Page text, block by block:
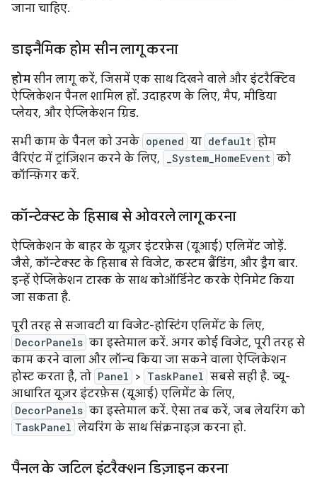
जाना चाहिए.
डाइनैमिक होम सीन लागू करना
होम सीन लागू करें, जिसमें एक साथ दिखने वाले और इंटरैक्टिव
ऐप्लिकेशन पैनल शामिल हों. उदाहरण के लिए, मैप, मीडिया
प्लेयर, और ऐप्लिकेशन ग्रिड.
सभी काम के पैनल को उनके opened या default होम
वैरिएंट में ट्रांज़िशन करने के लिए,
_System_HomeEvent को
कॉन्फ़िगर करें.
कॉन्टेक्स्ट के हिसाब से ओवरले लागू करना
ऐप्लिकेशन के बाहर के यूज़र इंटरफ़ेस (यूआई) एलिमेंट जोड़ें.
जैसे, कॉन्टेक्स्ट के हिसाब से विजेट, कस्टम ब्रैंडिंग, और ड्रैग बार.
इन्हें ऐप्लिकेशन टास्क के साथ कोऑर्डिनेट करके ऐनिमेट किया
जा सकता है.
पूरी तरह से सजावटी या विजेट-होस्टिंग एलिमेंट के लिए,
DecorPanels का इस्तेमाल करें. अगर कोई विजेट, पूरी तरह से
काम करने वाला और लॉन्च किया जा सकने वाला ऐप्लिकेशन
होस्ट करता है, तो Panel > TaskPanel सबसे सही है. व्यू-
आधारित यूज़र इंटरफ़ेस (यूआई) एलिमेंट के लिए,
DecorPanels का इस्तेमाल करें. ऐसा तब करें, जब लेयरिंग को
TaskPanel लेयरिंग के साथ सिंक्रनाइज़ करना हो.
पैनल के जटिल इंटरैक्शन डिज़ाइन करना